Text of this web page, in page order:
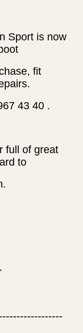
Sport is now
fit
43 40 .
full of great
to